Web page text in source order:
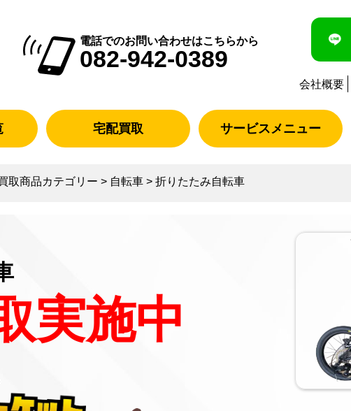
電話でのお問い合わせはこちらから
082-942-0389
会社概要
宅配買取 サービスメニュー
取商品カテゴリー > 自転車 > 折りたたみ自転車
実施中